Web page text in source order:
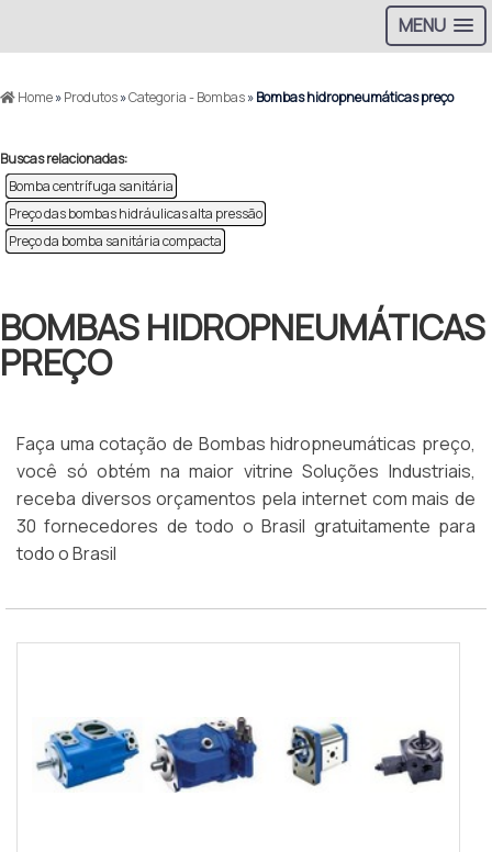
MENU
Home»Produtos»Categoria - Bombas»Bombas hidropneumáticas preço
Buscas relacionadas:
Bomba centrífuga sanitária
Preço das bombas hidráulicas alta pressão
Preço da bomba sanitária compacta
BOMBAS HIDROPNEUMÁTICAS
PREÇO
Faça uma cotação de Bombas hidropneumáticas preço,
você só obtém na maior vitrine Soluções Industriais,
receba diversos orçamentos pela internet com mais de
30 fornecedores de todo o Brasil gratuitamente para
todo o Brasil